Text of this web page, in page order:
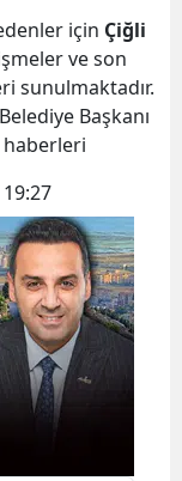
için Çiğli
ve son
sunulmaktadır.
Başkanı
haberleri